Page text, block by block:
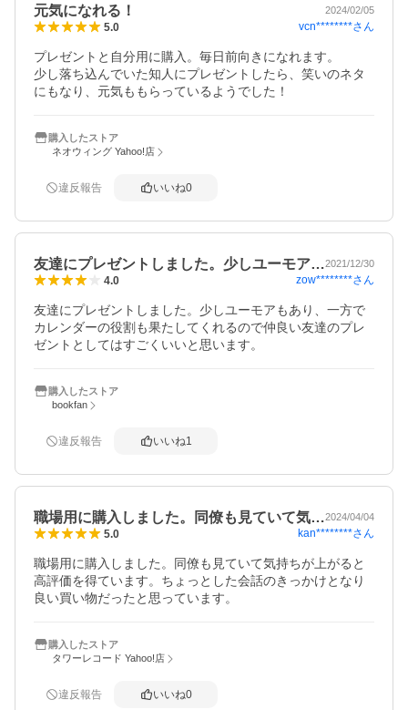
元気になれる！ 2024/02/05
5.0 vcn********さん
プレゼントと自分用に購入。毎日前向きになれます。
少し落ち込んでいた知人にプレゼントしたら、笑いのネタ
にもなり、元気ももらっているようでした！
購入したストア
ネオウィング Yahoo!店
違反報告 いいね0
友達にプレゼントしました。少しユーモア…2021/12/30
4.0 zow********さん
友達にプレゼントしました。少しユーモアもあり、一方で
カレンダーの役割も果たしてくれるので仲良い友達のプレ
ゼントとしてはすごくいいと思います。
購入したストア
bookfan
違反報告 いいね1
職場用に購入しました。同僚も見ていて気…2024/04/04
5.0 kan********さん
職場用に購入しました。同僚も見ていて気持ちが上がると
高評価を得ています。ちょっとした会話のきっかけとなり
良い買い物だったと思っています。
購入したストア
タワーレコード Yahoo!店
違反報告 いいね0